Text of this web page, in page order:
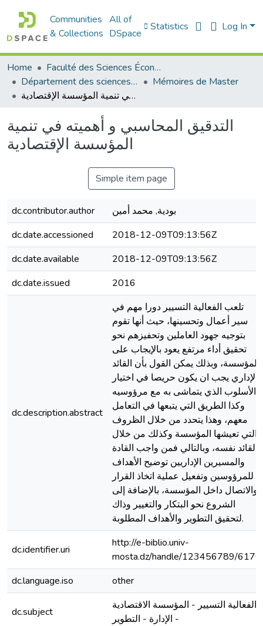
Communities
& Collections
All of
DSpace
Statistics Log In
Home
Faculté des Sciences Économiques Commerciales et des Sciences de Gestion
Département des sciences de gestion
Mémoires de Master
التدقيق المحاسبي و أهميته في تنمية المؤسسة الإقتصادية
التدقيق المحاسبي و أهميته في تنمية
المؤسسة الإقتصادية
Simple item page
dc.contributor.author
بودية, محمد أمين
dc.date.accessioned
2018-12-09T09:13:56Z
dc.date.available
2018-12-09T09:13:56Z
dc.date.issued
2016
dc.description.abstract
تلعب الفعالية التسيير دورا مهم في
سير أعمال وتحسينها، حيث أنها تقوم
بتوجيه جهود العاملين وتحفيزهم نحو
تحقيق أداء مرتفع يعود بالإيجاب على
المؤسسة، وبذلك يمكن القول بأن القائد
الإداري يجب ان يكون حريصا في اختيار
الأسلوب الذي يتماشى به مع مرؤوسيه
وكذا الطريق التي يتبعها في التعامل
معهم، وهذا يتحدد من خلال الظروف
التي تعيشها المؤسسة وكذلك من خلال
القائد نفسه، وبالتالي فمن واجب القادة
والمسيرين الإداريين توضيح الأهداف
للمرؤوسين وتفعيل عملية اتخاذ القرار
والاتصال داخل المؤسسة، بالإضافة إلى
الشروع نحو البتكار والتغيير وذاك
لتحقيق التطوير والأهداف المطلوبة.
dc.identifier.uri
http://e-biblio.univ-
mosta.dz/handle/123456789/6176
dc.language.iso
other
dc.subject
الفعالية التسيير - المؤسسة الاقتصادية
- الإدارة - التطوير